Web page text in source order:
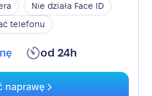
Nie działa Face ID
telefonu
od 24h
naprawę